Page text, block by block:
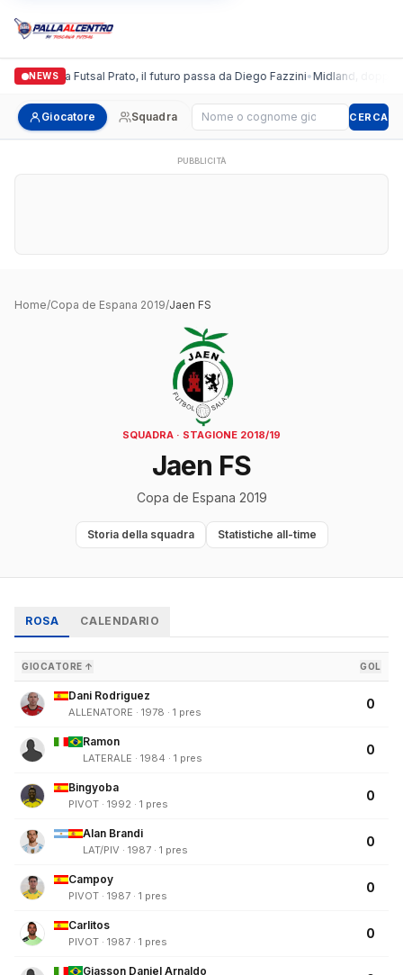
NEWS
Italgronda Futsal Prato, il futuro passa da Diego Fazzini•Midland, doppio
Giocatore Squadra Cerca giocatore CERCA
PUBBLICITÀ
Home/Copa de Espana 2019/Jaen FS
SQUADRA · STAGIONE 2018/19
Jaen FS
Copa de Espana 2019
Storia della squadra Statistiche all-time
ROSA CALENDARIO
GIOCATORE ↑ GOL
Dani Rodriguez
ALLENATORE · 1978 · 1 pres
0
Ramon
LATERALE · 1984 · 1 pres
0
Bingyoba
PIVOT · 1992 · 1 pres
0
Alan Brandi
LAT/PIV · 1987 · 1 pres
0
Campoy
PIVOT · 1987 · 1 pres
0
Carlitos
PIVOT · 1987 · 1 pres
0
Giasson Daniel Arnaldo